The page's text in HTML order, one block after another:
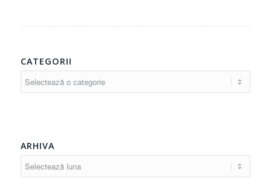
CATEGORII
ARHIVA